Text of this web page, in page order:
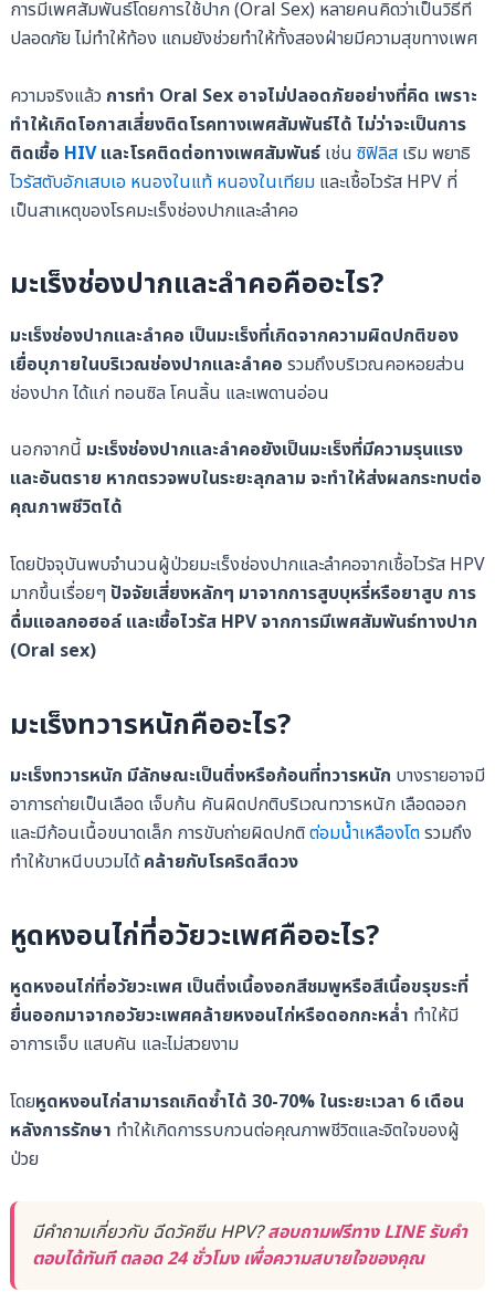
การมีเพศสัมพันธ์โดยการใช้ปาก (Oral Sex) หลายคนคิดว่าเป็นวิธีที่
ปลอดภัย ไม่ทำให้ท้อง แถมยังช่วยทำให้ทั้งสองฝ่ายมีความสุขทางเพศ
ความจริงแล้ว การทำ Oral Sex อาจไม่ปลอดภัยอย่างที่คิด เพราะ
ทำให้เกิดโอกาสเสี่ยงติดโรคทางเพศสัมพันธ์ได้ ไม่ว่าจะเป็นการ
ติดเชื้อ HIVและโรคติดต่อทางเพศสัมพันธ์เช่น ซิฟิลิสเริม พยาธิ
ไวรัสตับอักเสบเอ หนองในแท้ หนองในเทียมและเชื้อไวรัส HPV ที่
เป็นสาเหตุของโรคมะเร็งช่องปากและลำคอ
มะเร็งช่องปากและลำคอคืออะไร?
มะเร็งช่องปากและลำคอ เป็นมะเร็งที่เกิดจากความผิดปกติของ
เยื่อบุภายในบริเวณช่องปากและลำคอ รวมถึงบริเวณคอหอยส่วน
ช่องปาก ได้แก่ ทอนซิล โคนลิ้น และเพดานอ่อน
นอกจากนี้ มะเร็งช่องปากและลำคอยังเป็นมะเร็งที่มีความรุนแรง
และอันตราย หากตรวจพบในระยะลุกลาม จะทำให้ส่งผลกระทบต่อ
คุณภาพชีวิตได้
โดยปัจจุบันพบจำนวนผู้ป่วยมะเร็งช่องปากและลำคอจากเชื้อไวรัส HPV
มากขึ้นเรื่อยๆ ปัจจัยเสี่ยงหลักๆ มาจากการสูบบุหรี่หรือยาสูบ การ
ดื่มแอลกอฮอล์ และเชื้อไวรัส HPV จากการมีเพศสัมพันธ์ทางปาก
(Oral sex)
มะเร็งทวารหนักคืออะไร?
มะเร็งทวารหนัก มีลักษณะเป็นติ่งหรือก้อนที่ทวารหนัก บางรายอาจมี
อาการถ่ายเป็นเลือด เจ็บก้น คันผิดปกติบริเวณทวารหนัก เลือดออก
และมีก้อนเนื้อขนาดเล็ก การขับถ่ายผิดปกติต่อมน้ำเหลืองโตรวมถึง
ทำให้ขาหนีบบวมได้คล้ายกับโรคริดสีดวง
หูดหงอนไก่ที่อวัยวะเพศคืออะไร?
หูดหงอนไก่ที่อวัยวะเพศ เป็นติ่งเนื้องอกสีชมพูหรือสีเนื้อขรุขระที่
ยื่นออกมาจากอวัยวะเพศคล้ายหงอนไก่หรือดอกกะหล่ำ ทำให้มี
อาการเจ็บ แสบคัน และไม่สวยงาม
โดยหูดหงอนไก่สามารถเกิดซ้ำได้ 30-70% ในระยะเวลา 6 เดือน
หลังการรักษา ทำให้เกิดการรบกวนต่อคุณภาพชีวิตและจิตใจของผู้
ป่วย
มีคำถามเกี่ยวกับ ฉีดวัคซีน HPV?สอบถามฟรีทาง LINE รับคำ
ตอบได้ทันที ตลอด 24 ชั่วโมง เพื่อความสบายใจของคุณ